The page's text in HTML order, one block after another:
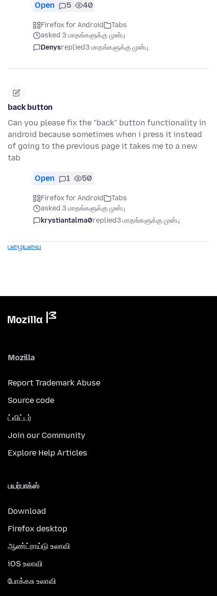
Open 5 40
Firefox for Android
Tabs
asked 3 மாதங்களுக்கு முன்பு
Denysreplied3 மாதங்களுக்கு முன்பு
back button
Can you please fix the "back" button functionality in
android because sometimes when i press it instead
of going to the previous page it takes me to a new
tab
Open 1 50
Firefox for Android
Tabs
asked 3 மாதங்களுக்கு முன்பு
krystiantalma0replied3 மாதங்களுக்கு முன்பு
பழையவை
Mozilla
Report Trademark Abuse
Source code
ட்விட்டர்
Join our Community
Explore Help Articles
பயர்பாக்ஸ்
Download
Firefox desktop
ஆண்ட்ராய்டு உலாவி
iOS உலாவி
போக்கசு உலாவி